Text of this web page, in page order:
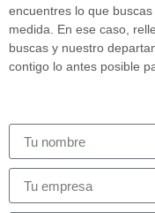
encuentres lo que
medida. En ese caso,
buscas y nuestro
contigo lo antes posible